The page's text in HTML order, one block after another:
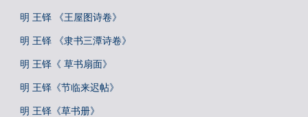
明 王铎 《王屋图诗卷》
明 王铎 《隶书三潭诗卷》
明 王铎《 草书扇面》
明 王铎《节临来迟帖》
明 王铎《草书册》